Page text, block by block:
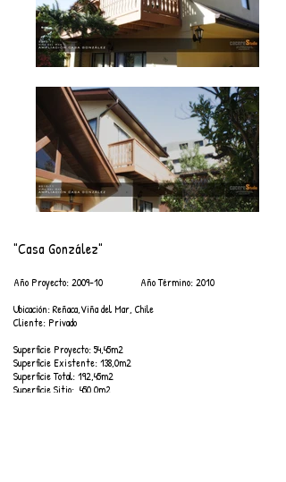
"Casa González"
Año Proyecto: 2009-10 Año Término: 2010
Ubicación: Reñaca,Viña del Mar, Chile
Cliente: Privado
Superficie Proyecto: 54,45m2
Superficie Existente: 138,0m2
Superficie Total: 192,45m2
Superficie Sitio: 450,0m2​